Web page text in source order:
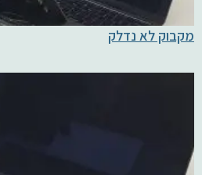
מקבוק לא נדלק